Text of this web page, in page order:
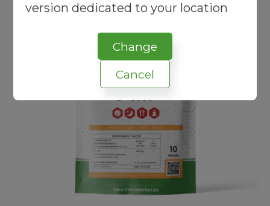
version dedicated to your location
Change
Cancel